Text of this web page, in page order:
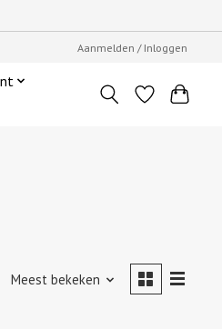
Aanmelden / Inloggen
Meest bekeken